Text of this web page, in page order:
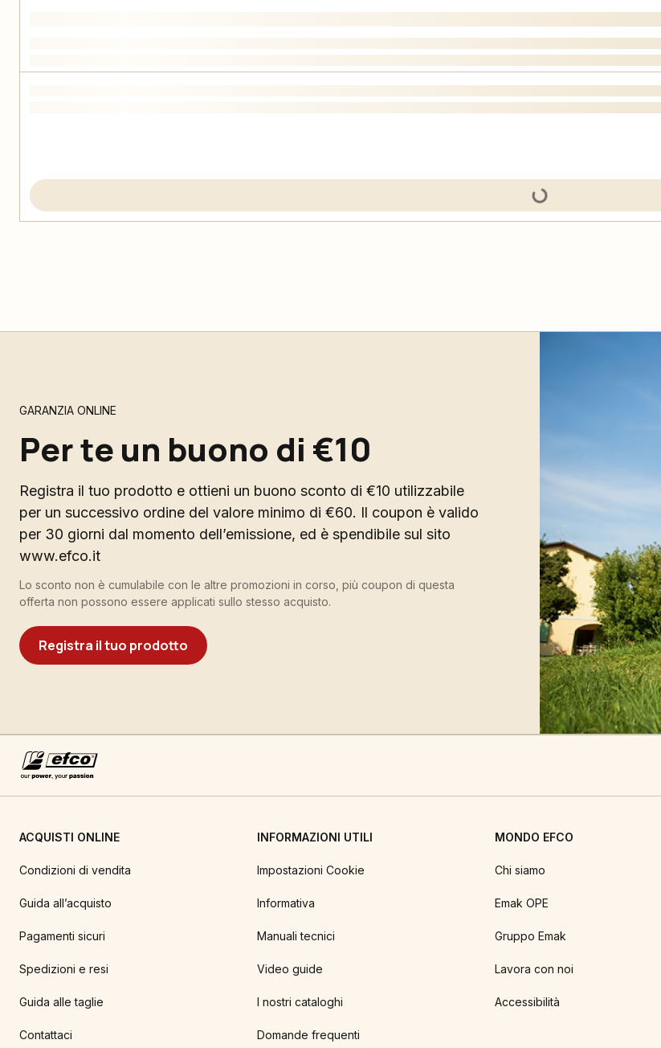
GARANZIA ONLINE
Per te un buono di €10
Registra il tuo prodotto e ottieni un buono sconto di €10 utilizzabile
per un successivo ordine del valore minimo di €60. Il coupon è valido
per 30 giorni dal momento dell’emissione, ed è spendibile sul sito
www.efco.it
Lo sconto non è cumulabile con le altre promozioni in corso, più coupon di questa
offerta non possono essere applicati sullo stesso acquisto.
Registra il tuo prodotto
ACQUISTI ONLINE
Condizioni di vendita
Guida all’acquisto
Pagamenti sicuri
Spedizioni e resi
Guida alle taglie
Contattaci
INFORMAZIONI UTILI
Impostazioni Cookie
Informativa
Manuali tecnici
Video guide
I nostri cataloghi
Domande frequenti
MONDO EFCO
Chi siamo
Emak OPE
Gruppo Emak
Lavora con noi
Accessibilità